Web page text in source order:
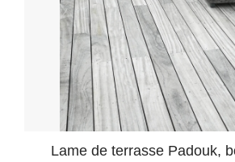
Lame de terrasse Padouk,